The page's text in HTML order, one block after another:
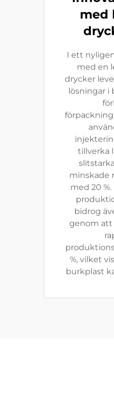
med
I ett
med en
drycker
lösningar i
tillverka
minskade
med 20
bidrog
genom att
%, vilket
burkplast